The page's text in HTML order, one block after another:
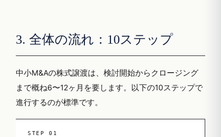
3. 全体の流れ：10ステップ
中小M&Aの株式譲渡は、検討開始からクロージング
まで概ね6〜12ヶ月を要します。以下の10ステップで
進行するのが標準です。
STEP 01